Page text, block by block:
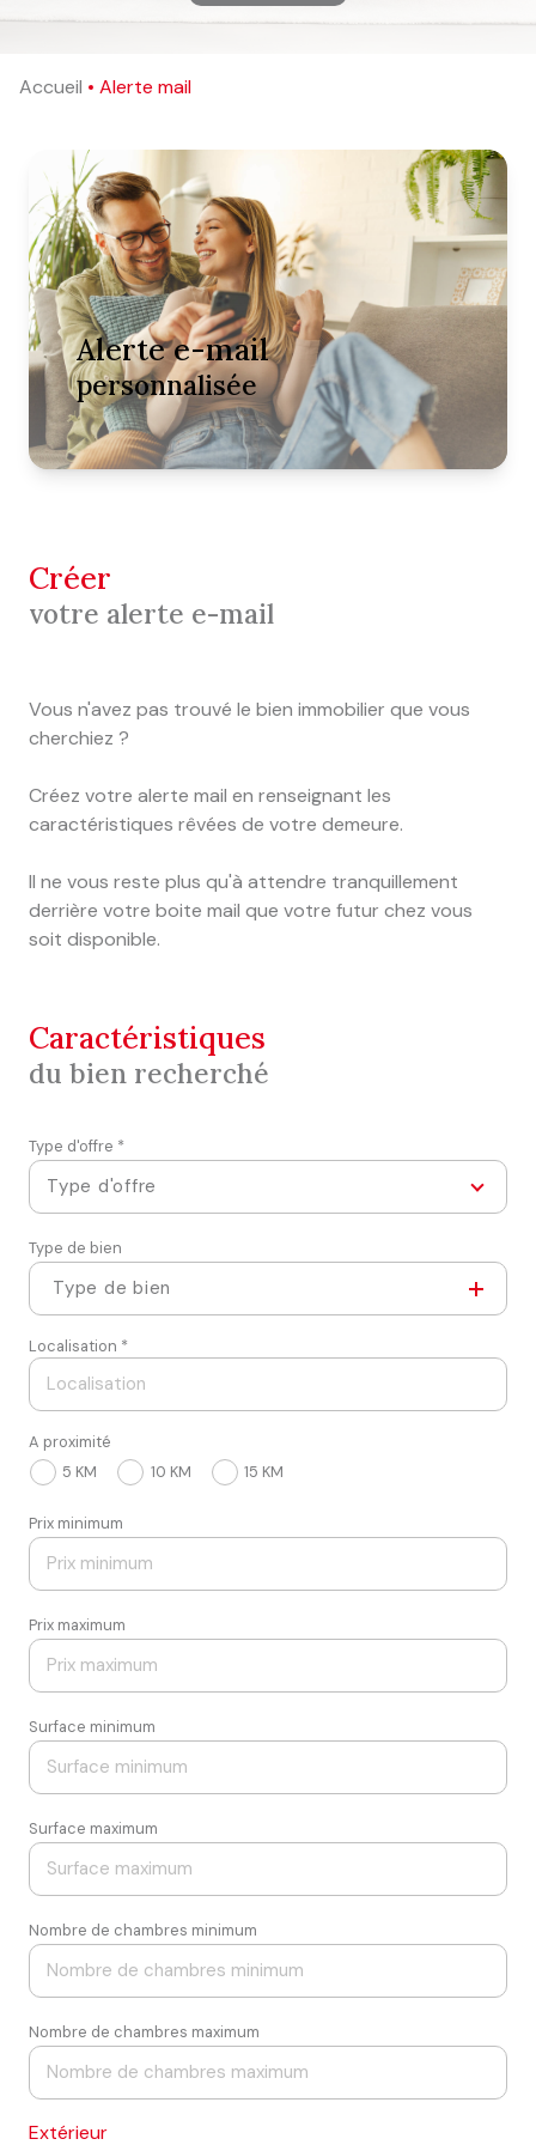
Accueil Alerte mail
alerte e-mail
personnalisée
créer
votre alerte e-mail
Vous n'avez pas trouvé le bien immobilier que vous
cherchiez ?
Créez votre alerte mail en renseignant les
caractéristiques rêvées de votre demeure.
Il ne vous reste plus qu'à attendre tranquillement
derrière votre boite mail que votre futur chez vous
soit disponible.
caractéristiques
du bien recherché
Type d'offre *
Type d'offre
Type de bien
Type de bien
Localisation *
A proximité
5 KM
10 KM 15 KM
Prix minimum
Prix maximum
Surface minimum
Surface maximum
Nombre de chambres minimum
Nombre de chambres maximum
Extérieur